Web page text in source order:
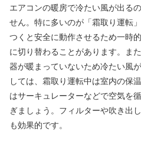
エアコンの暖房で冷たい風が出る
せん。特に多いのが「霜取り運転
つくと安全に動作させるため一時
に切り替わることがあります。ま
器が暖まっていないため冷たい風
しては、霜取り運転中は室内の保
はサーキュレーターなどで空気を
ぎましょう。フィルターや吹き出
も効果的です。